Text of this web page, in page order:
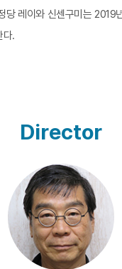
당 레이와 신센구미는 2019
다.
Director